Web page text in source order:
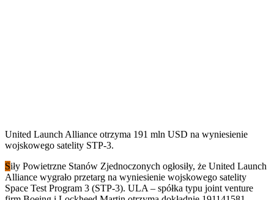
United Launch Alliance otrzyma 191 mln USD na wyniesienie
wojskowego satelity STP-3.
Siły Powietrzne Stanów Zjednoczonych ogłosiły, że United Launch
Alliance wygrało przetarg na wyniesienie wojskowego satelity
Space Test Program 3 (STP-3). ULA – spółka typu joint venture